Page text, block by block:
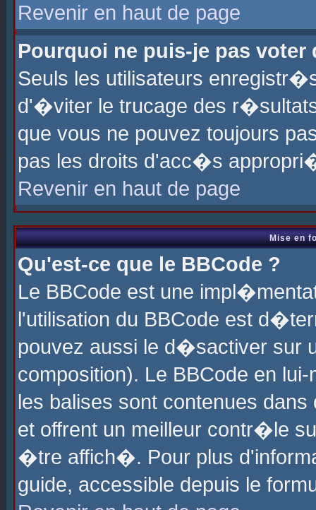
Revenir en haut de page
Pourquoi ne puis-je pas voter
Seuls les utilisateurs
d'�viter le trucage des
que vous ne pouvez toujours
pas les droits d'acc�s
Revenir en haut de page
Mise en
Qu'est-ce que le BBCode ?
Le BBCode est une
l'utilisation du BBCode est
pouvez aussi le d�sactiver sur
composition). Le BBCode en
les balises sont contenues
et offrent un meilleur contr�le
�tre affich�. Pour plus
guide, accessible depuis le